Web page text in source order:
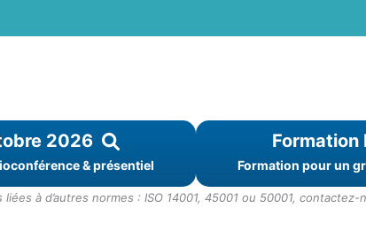
2026
& présentiel
Formation
Formation pour un
à d’autres normes : ISO 14001, 45001 ou 50001,